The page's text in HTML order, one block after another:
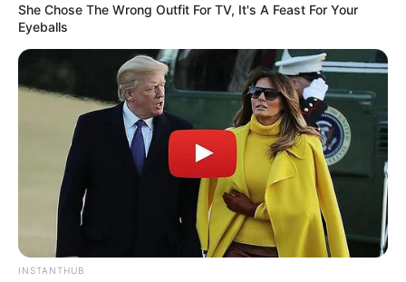
She Chose The Wrong Outfit For TV, It's A Feast For Your
Eyeballs
INSTANTHUB